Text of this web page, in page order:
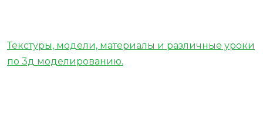
Текстуры, модели, материалы и различные уроки
по 3д моделированию.